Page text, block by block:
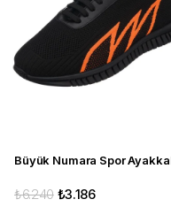
₺3.186
₺6.240